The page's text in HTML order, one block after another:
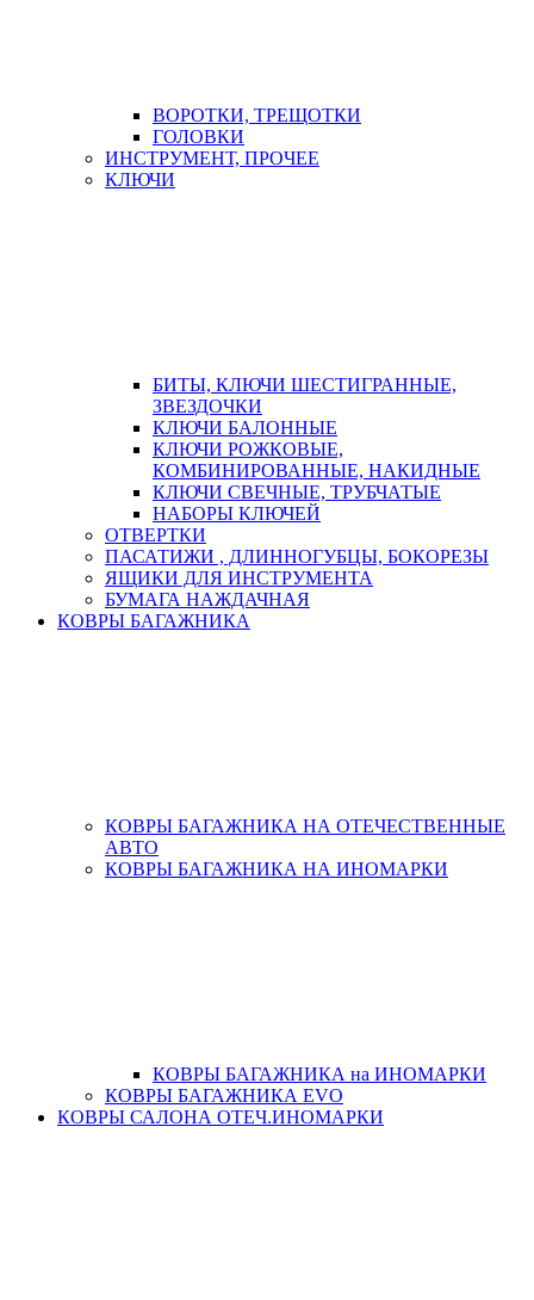
ВОРОТКИ, ТРЕЩОТКИ
ГОЛОВКИ
ИНСТРУМЕНТ, ПРОЧЕЕ
КЛЮЧИ
БИТЫ, КЛЮЧИ ШЕСТИГРАННЫЕ,
ЗВЕЗДОЧКИ
КЛЮЧИ БАЛОННЫЕ
КЛЮЧИ РОЖКОВЫЕ,
КОМБИНИРОВАННЫЕ, НАКИДНЫЕ
КЛЮЧИ СВЕЧНЫЕ, ТРУБЧАТЫЕ
НАБОРЫ КЛЮЧЕЙ
ОТВЕРТКИ
ПАСАТИЖИ , ДЛИННОГУБЦЫ, БОКОРЕЗЫ
ЯЩИКИ ДЛЯ ИНСТРУМЕНТА
БУМАГА НАЖДАЧНАЯ
КОВРЫ БАГАЖНИКА
КОВРЫ БАГАЖНИКА НА ОТЕЧЕСТВЕННЫЕ
АВТО
КОВРЫ БАГАЖНИКА НА ИНОМАРКИ
КОВРЫ БАГАЖНИКА на ИНОМАРКИ
КОВРЫ БАГАЖНИКА EVO
КОВРЫ САЛОНА ОТЕЧ.ИНОМАРКИ